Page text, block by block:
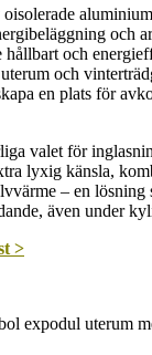
och
hållbart och
och
en plats för
valet för
lyxig känsla,
– en lösning
även under
>